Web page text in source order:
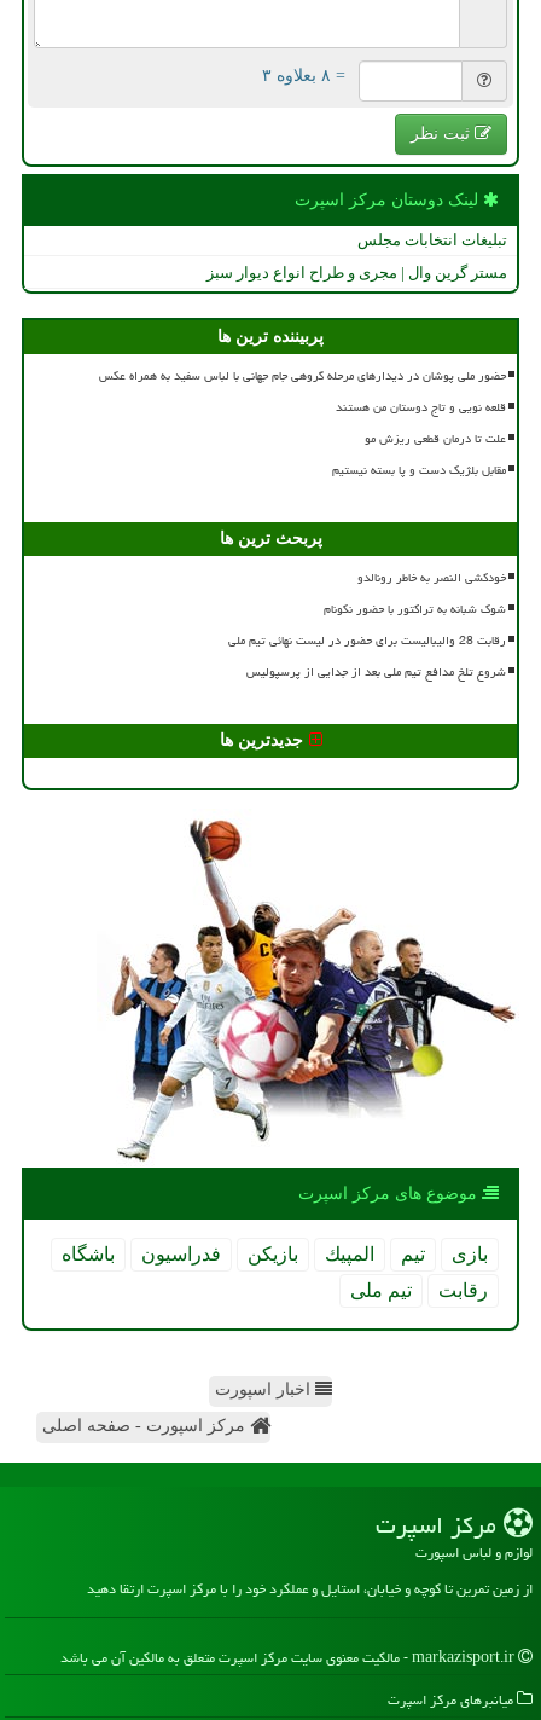
= ۸ بعلاوه ۳
ثبت نظر
لینک دوستان مركز اسپرت
تبلیغات انتخابات مجلس
مستر گرین وال | مجری و طراح انواع دیوار سبز
پربیننده ترین ها
حضور ملی پوشان در دیدارهای مرحله گروهی جام جهانی با لباس سفید به همراه عکس
قلعه نویی و تاج دوستان من هستند
علت تا درمان قطعی ریزش مو
مقابل بلژیک دست و پا بسته نیستیم
پربحث ترین ها
خودکشی النصر به خاطر رونالدو
شوک شبانه به تراکتور با حضور نکونام
رقابت 28 والیبالیست برای حضور در لیست نهائی تیم ملی
شروع تلخ مدافع تیم ملی بعد از جدایی از پرسپولیس
جدیدترین ها
موضوع های مركز اسپرت
بازی تیم المپیك بازیكن فدراسیون
باشگاه
رقابت
تیم ملی
اخبار اسپورت
مرکز اسپورت - صفحه اصلی
مركز اسپرت
لوازم و لباس اسپورت
از زمین تمرین تا کوچه و خیابان، استایل و عملکرد خود را با مرکز اسپرت ارتقا دهید
میانبرهای مركز اسپرت